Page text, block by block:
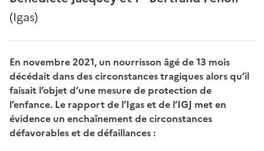
(Igas)
En novembre 2021, un nourrisson âgé de 13 mois
décédait dans des circonstances tragiques alors qu’il
faisait l’objet d’une mesure de protection de
l’enfance. Le rapport de l’Igas et de l’IGJ met en
évidence un enchaînement de circonstances
défavorables et de défaillances :